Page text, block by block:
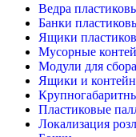
Ведра
Банки
Ящики
Мусорные
Модули для
Ящики и
Пластиковые
Локализация